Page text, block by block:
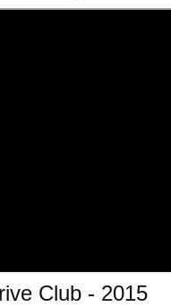
Club - 2015